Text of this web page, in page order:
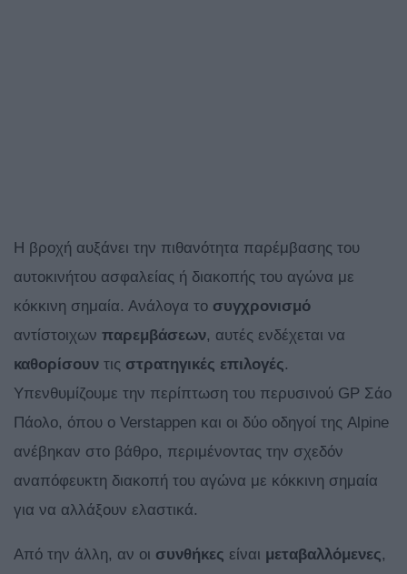
Η βροχή αυξάνει την πιθανότητα παρέμβασης του
αυτοκινήτου ασφαλείας ή διακοπής του αγώνα με
κόκκινη σημαία. Ανάλογα το συγχρονισμό
αντίστοιχων παρεμβάσεων, αυτές ενδέχεται να
καθορίσουν τις στρατηγικές επιλογές.
Υπενθυμίζουμε την περίπτωση του περυσινού GP Σάο
Πάολο, όπου ο Verstappen και οι δύο οδηγοί της Alpine
ανέβηκαν στο βάθρο, περιμένοντας την σχεδόν
αναπόφευκτη διακοπή του αγώνα με κόκκινη σημαία
για να αλλάξουν ελαστικά.
Από την άλλη, αν οι συνθήκες είναι μεταβαλλόμενες,